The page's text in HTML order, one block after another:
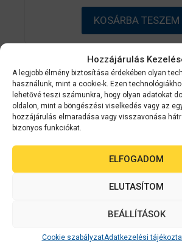
Hozzájárulás
A legjobb élmény biztosítása érdekében olyan
használunk, mint a cookie-k. Ezen
lehetővé teszi számunkra, hogy olyan adatokat
oldalon, mint a böngészési viselkedés vagy az
hozzájárulás elmaradása vagy visszavonása
bizonyos funkciókat.
ELFOGADOM
ELUTASÍTOM
BEÁLLÍTÁSOK
Cookie szabályzatAdatkezelési
b
ő
l
KOSÁRBA TESZEM
Kapcsolódó
termékek